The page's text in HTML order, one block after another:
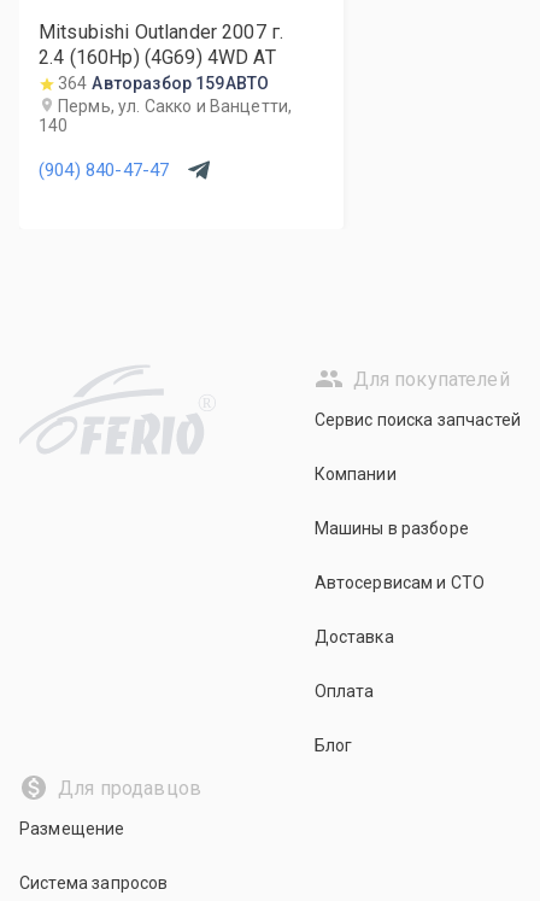
Mitsubishi Outlander 2007г.
2.4 (160Hp) (4G69) 4WD AT
364 Авторазбор 159АВТО
Пермь, ул. Сакко и Ванцетти,
140
(904) 840-47-47
R
Для покупателей
Сервис поиска запчастей
Компании
Машины в разборе
Автосервисам и СТО
Доставка
Оплата
Блог
Для продавцов
Размещение
Система запросов